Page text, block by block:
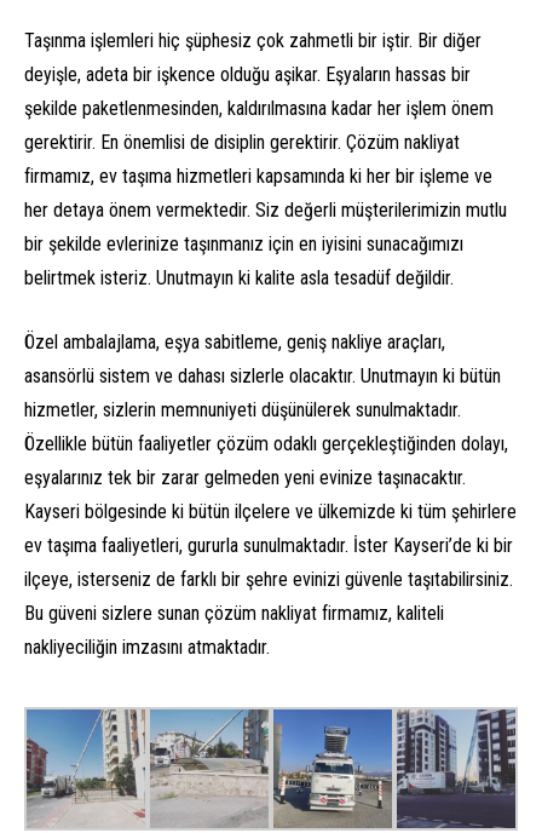
Taşınma işlemleri hiç şüphesiz çok zahmetli bir iştir. Bir diğer
deyişle, adeta bir işkence olduğu aşikar. Eşyaların hassas bir
şekilde paketlenmesinden, kaldırılmasına kadar her işlem önem
gerektirir. En önemlisi de disiplin gerektirir. Çözüm nakliyat
firmamız, ev taşıma hizmetleri kapsamında ki her bir işleme ve
her detaya önem vermektedir. Siz değerli müşterilerimizin mutlu
bir şekilde evlerinize taşınmanız için en iyisini sunacağımızı
belirtmek isteriz. Unutmayın ki kalite asla tesadüf değildir.
Özel ambalajlama, eşya sabitleme, geniş nakliye araçları,
asansörlü sistem ve dahası sizlerle olacaktır. Unutmayın ki bütün
hizmetler, sizlerin memnuniyeti düşünülerek sunulmaktadır.
Özellikle bütün faaliyetler çözüm odaklı gerçekleştiğinden dolayı,
eşyalarınız tek bir zarar gelmeden yeni evinize taşınacaktır.
Kayseri bölgesinde ki bütün ilçelere ve ülkemizde ki tüm şehirlere
ev taşıma faaliyetleri, gururla sunulmaktadır. İster Kayseri’de ki bir
ilçeye, isterseniz de farklı bir şehre evinizi güvenle taşıtabilirsiniz.
Bu güveni sizlere sunan çözüm nakliyat firmamız, kaliteli
nakliyeciliğin imzasını atmaktadır.